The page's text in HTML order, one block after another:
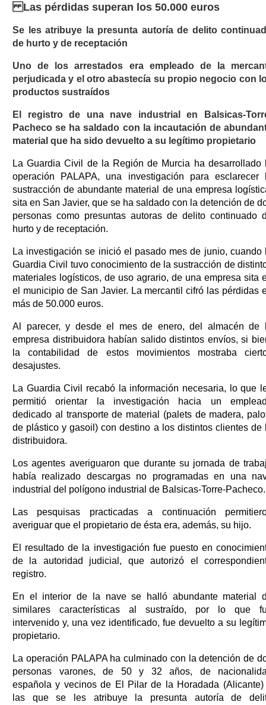
Las pérdidas superan los 50.000 euros
Se les atribuye la presunta autoría de delito
de hurto y de receptación
Uno de los arrestados era empleado de la
perjudicada y el otro abastecía su propio negocio con
productos sustraídos
El registro de una nave industrial en Balsicas-
Pacheco se ha saldado con la incautación de
material que ha sido devuelto a su legítimo propietario
La Guardia Civil de la Región de Murcia ha desarrollado
operación PALAPA, una investigación para esclarecer
sustracción de abundante material de una empresa
sita en San Javier, que se ha saldado con la detención de
personas como presuntas autoras de delito continuado
hurto y de receptación.
La investigación se inició el pasado mes de junio, cuando
Guardia Civil tuvo conocimiento de la sustracción de
materiales logísticos, de uso agrario, de una empresa sita
el municipio de San Javier. La mercantil cifró las pérdidas
más de 50.000 euros.
Al parecer, y desde el mes de enero, del almacén de
empresa distribuidora habían salido distintos envíos, si
la contabilidad de estos movimientos mostraba
desajustes.
La Guardia Civil recabó la información necesaria, lo que
permitió orientar la investigación hacia un
dedicado al transporte de material (palets de madera,
de plástico y gasoil) con destino a los distintos clientes de
distribuidora.
Los agentes averiguaron que durante su jornada de
había realizado descargas no programadas en una
industrial del polígono industrial de Balsicas-Torre-Pacheco.
Las pesquisas practicadas a continuación
averiguar que el propietario de ésta era, además, su hijo.
El resultado de la investigación fue puesto en
de la autoridad judicial, que autorizó el
registro.
En el interior de la nave se halló abundante material
similares características al sustraído, por lo que
intervenido y, una vez identificado, fue devuelto a su
propietario.
La operación PALAPA ha culminado con la detención de
personas varones, de 50 y 32 años, de
española y vecinos de El Pilar de la Horadada (Alicante)
las que se les atribuye la presunta autoría de